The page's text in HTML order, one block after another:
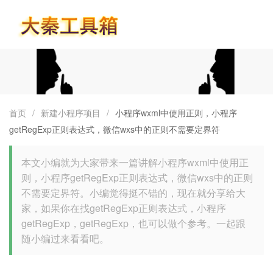
首页 / 新建小程序项目 / 小程序wxml中使用正则，小程序
getRegExp正则表达式，微信wxs中的正则不需要定界符
本文小编就为大家带来一篇讲解小程序wxml中使用正
则，小程序getRegExp正则表达式，微信wxs中的正则
不需要定界符。小编觉得挺不错的，现在就分享给大
家，如果你在找getRegExp正则表达式，小程序
getRegExp，getRegExp，也可以做个参考。一起跟
随小编过来看看吧。